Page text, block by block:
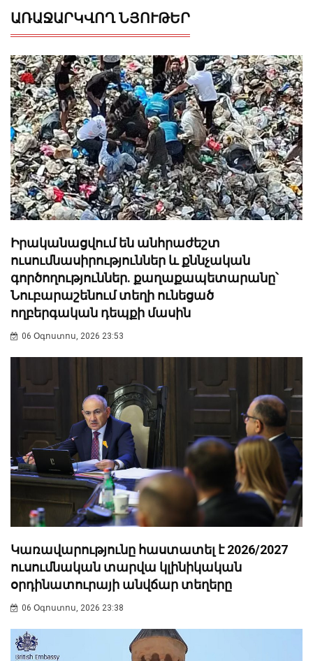
ԱՌԱՋԱՐԿՎՈՂ ՆՅՈՒԹԵՐ
Իրականացվում են անհրաժեշտ
ուսումնասիրություններ և քննչական
գործողություններ. քաղաքապետարանը՝
Նուբարաշենում տեղի ունեցած
ողբերգական դեպքի մասին
06 Օգոստոս, 2026 23:53
Կառավարությունը հաստատել է 2026/2027
ուսումնական տարվա կլինիկական
օրդինատուրայի անվճար տեղերը
06 Օգոստոս, 2026 23:38